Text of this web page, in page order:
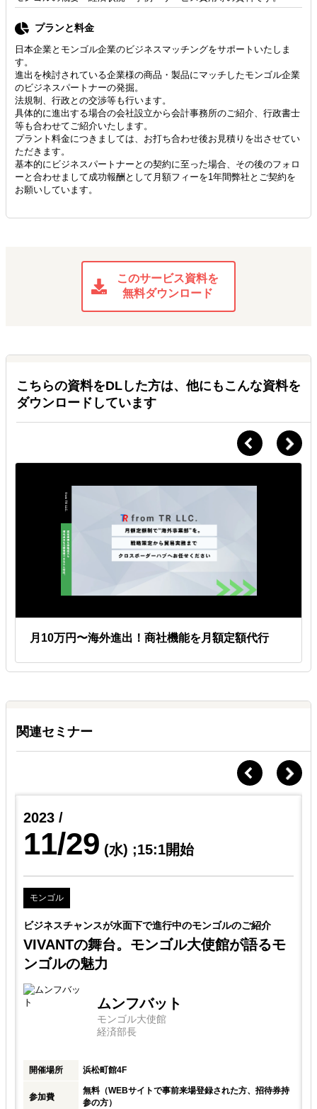
プランと料金
日本企業とモンゴル企業のビジネスマッチングをサポートいたしま
す。
進出を検討されている企業様の商品・製品にマッチしたモンゴル企業
のビジネスパートナーの発掘。
法規制、行政との交渉等も行います。
具体的に進出する場合の会社設立から会計事務所のご紹介、行政書士
等も合わせてご紹介いたします。
プラント料金につきましては、お打ち合わせ後お見積りを出させてい
ただきます。
基本的にビジネスパートナーとの契約に至った場合、その後のフォロ
ーと合わせまして成功報酬として月額フィーを1年間弊社とご契約を
お願いしています。
このサービス資料を
無料ダウンロード
こちらの資料をDLした方は、他にもこんな資料を
ダウンロードしています
月10万円〜海外進出！商社機能を月額定額代行
関連セミナー
2023 /
11/29 (水) ;15:1開始
モンゴル
ビジネスチャンスが水面下で進行中のモンゴルのご紹介
VIVANTの舞台。モンゴル大使館が語るモ
ンゴルの魅力
ムンフバット
モンゴル大使館
経済部長
開催場所 浜松町館4F
参加費
無料（WEBサイトで事前来場登録された方、招待券持
参の方）